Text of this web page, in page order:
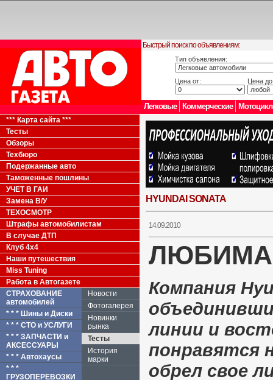
Быстрый поиск по объявлениям:
Тип объявления:
Цена от: Цена
Легковые Коммерческие
*** Карта сайта ***
Тесты
Обзоры
Техбюро
Подержанные авто
Таможенные пошлины
УЧЕТ В ГАИ
Замена В/У
ТЕХОСМОТР
Штрафы автомобилистам
В случае ДТП
Клуб 4x4
Наши путешествия
Miss Tuning
Работа в Автогазете
СТРАХОВАНИЕ
автомобилей
* * * Шины и Диски
* * * СТО и УСЛУГИ
* * * ЗАПЧАСТИ и
АКСЕССУАРЫ
* * * Автохаусы
* * *
ГРУЗОПЕРЕВОЗКИ
Новости
Фотогалерея
Новинки
рынка
Тесты
История
марки
HYUNDAI SONATA
14.09.2010
Компания
линии и
понравятся
обрел свое